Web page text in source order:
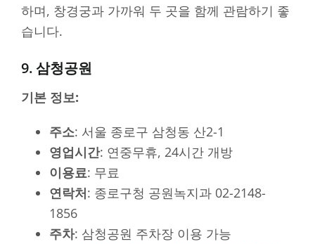
하며, 창경궁과 가까워 두 곳을 함께 관람하기 좋
습니다.
9. 삼청공원
기본 정보:
주소: 서울 종로구 삼청동 산2-1
영업시간: 연중무휴, 24시간 개방
이용료: 무료
연락처: 종로구청 공원녹지과 02-2148-
1856
주차: 삼청공원 주차장 이용 가능